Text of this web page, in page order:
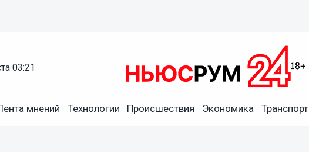
03:21
мнений Технологии Происшествия Экономика Транспорт
договорился о партнерстве по